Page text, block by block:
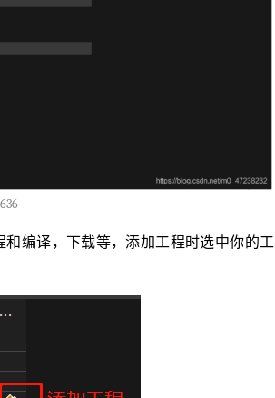
和编译，下载等，添加工程时选中你的工